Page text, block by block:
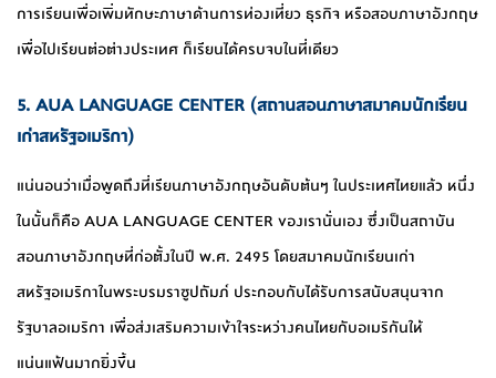
การเรียนเพื่อเพิ่มทักษะภาษาด้านการท่องเที่ยว ธุรกิจ หรือสอบภาษาอังกฤษ
เพื่อไปเรียนต่อต่างประเทศ ก็เรียนได้ครบจบในที่เดียว
5. AUA LANGUAGE CENTER (สถานสอนภาษาสมาคมนักเรียน
เก่าสหรัฐอเมริกา)
แน่นอนว่าเมื่อพูดถึงที่เรียนภาษาอังกฤษอันดับต้นๆ ในประเทศไทยแล้ว หนึ่ง
ในนั้นก็คือ AUA LANGUAGE CENTER ของเรานั่นเอง ซึ่งเป็นสถาบัน
สอนภาษาอังกฤษที่ก่อตั้งในปี พ.ศ. 2495 โดยสมาคมนักเรียนเก่า
สหรัฐอเมริกาในพระบรมราชูปถัมภ์ ประกอบกับได้รับการสนับสนุนจาก
รัฐบาลอเมริกา เพื่อส่งเสริมความเข้าใจระหว่างคนไทยกับอเมริกันให้
แน่นแฟ้นมากยิ่งขึ้น